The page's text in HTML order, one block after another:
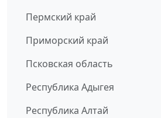
Пермский край
Приморский край
Псковская область
Республика Адыгея
Республика Алтай